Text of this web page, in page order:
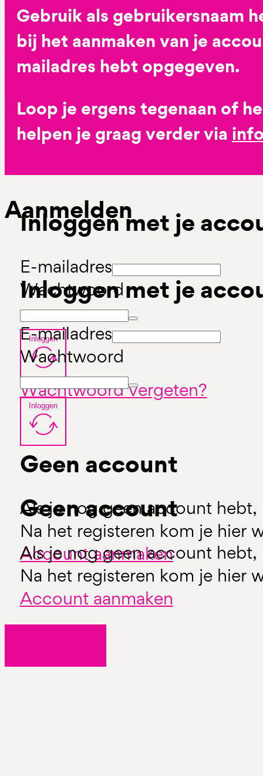
Gebruik als gebruikersnaam
bij het aanmaken van je
mailadres hebt opgegeven.
Loop je ergens tegenaan of
helpen je graag verder via
Inloggen met je
E-mailadres
Wachtwoord
Inloggen
Wachtwoord vergeten?
Geen account
Als je nog geen account hebt,
Na het registeren kom je hier
Account aanmaken
Aanmelden
Inloggen met je
E-mailadres
Wachtwoord
Inloggen
Geen account
Als je nog geen account hebt,
Na het registeren kom je hier
Account aanmaken